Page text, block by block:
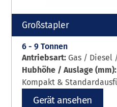
Großstapler
6 - 9 Tonnen
Antriebsart: Gas / Diesel
Hubhöhe / Auslage (mm):
Kompakt &
Gerät ansehen